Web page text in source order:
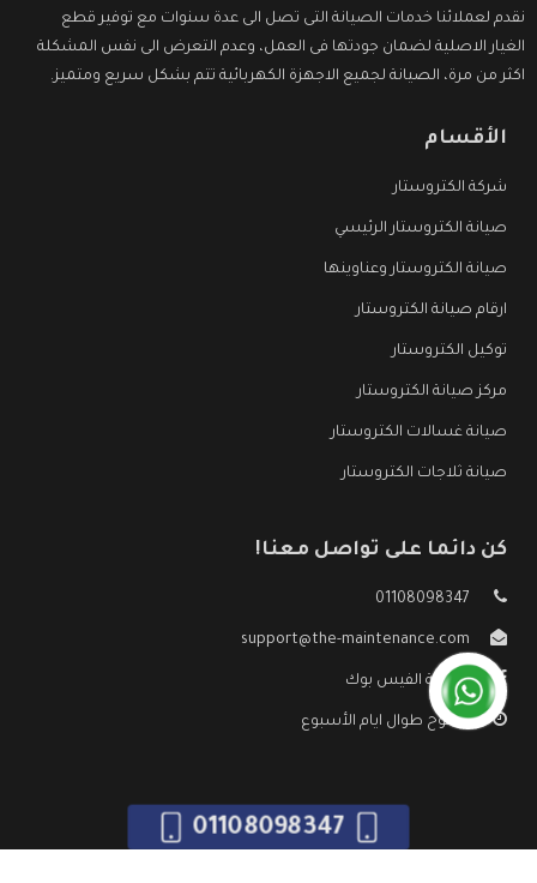
نقدم لعملائنا خدمات الصيانة التى تصل الى عدة سنوات مع توفير قطع
الغيار الاصلية لضمان جودتها فى العمل، وعدم التعرض الى نفس المشكلة
اكثر من مرة، الصيانة لجميع الاجهزة الكهربائية تتم بشكل سريع ومتميز.
الأقسام
شركة الكتروستار
صيانة الكتروستار الرئيسي
صيانة الكتروستار وعناوينها
ارقام صيانة الكتروستار
توكيل الكتروستار
مركز صيانة الكتروستار
صيانة غسالات الكتروستار
صيانة ثلاجات الكتروستار
كن دائما على تواصل معنا!
01108098347
support@the-maintenance.com
صفحة الفيس بوك
مفتوح طوال ايام الأسبوع
01108098347